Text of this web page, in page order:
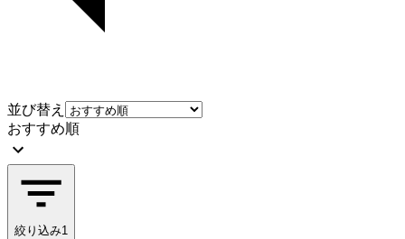
並び替え
おすすめ順
絞り込み1